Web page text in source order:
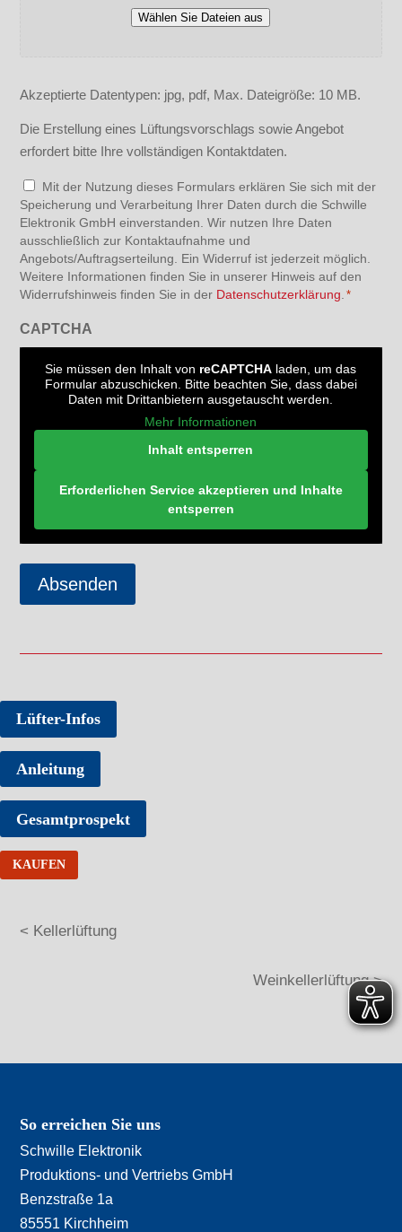
Wählen Sie Dateien aus
Akzeptierte Datentypen: jpg, pdf, Max. Dateigröße: 10 MB.
Die Erstellung eines Lüftungsvorschlags sowie Angebot
erfordert bitte Ihre vollständigen Kontaktdaten.
Datenschutz
*
Mit der Nutzung dieses Formulars erklären Sie sich mit der
Speicherung und Verarbeitung Ihrer Daten durch die Schwille
Elektronik GmbH einverstanden. Wir nutzen Ihre Daten
ausschließlich zur Kontaktaufnahme und
Angebots/Auftragserteilung. Ein Widerruf ist jederzeit möglich.
Weitere Informationen finden Sie in unserer Hinweis auf den
Widerrufshinweis finden Sie in der Datenschutzerklärung *
CAPTCHA
Sie müssen den Inhalt von reCAPTCHA laden, um das
Formular abzuschicken. Bitte beachten Sie, dass dabei
Daten mit Drittanbietern ausgetauscht werden.
Mehr Informationen
Inhalt entsperren
Erforderlichen Service akzeptieren und Inhalte
entsperren
Lüfter-Infos
Anleitung
Gesamtprospekt
KAUFEN
< Kellerlüftung
Weinkellerlüftung >
So erreichen Sie uns
Schwille Elektronik
Produktions- und Vertriebs GmbH
Benzstraße 1a
85551 Kirchheim